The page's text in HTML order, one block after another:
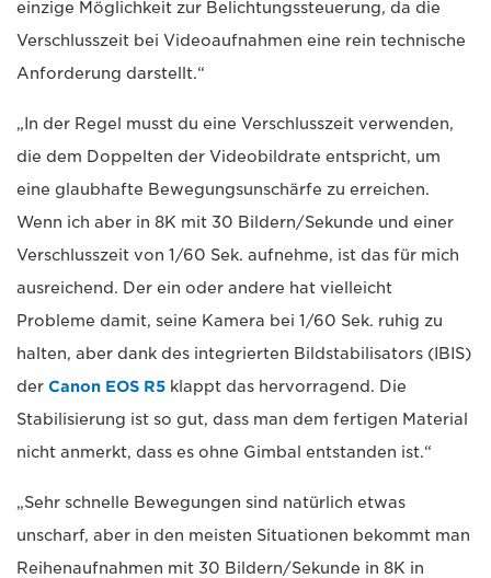
einzige Möglichkeit zur Belichtungssteuerung, da die
Verschlusszeit bei Videoaufnahmen eine rein technische
Anforderung darstellt.“
„In der Regel musst du eine Verschlusszeit verwenden,
die dem Doppelten der Videobildrate entspricht, um
eine glaubhafte Bewegungsunschärfe zu erreichen.
Wenn ich aber in 8K mit 30 Bildern/Sekunde und einer
Verschlusszeit von 1/60 Sek. aufnehme, ist das für mich
ausreichend. Der ein oder andere hat vielleicht
Probleme damit, seine Kamera bei 1/60 Sek. ruhig zu
halten, aber dank des integrierten Bildstabilisators (IBIS)
der Canon EOS R5 klappt das hervorragend. Die
Stabilisierung ist so gut, dass man dem fertigen Material
nicht anmerkt, dass es ohne Gimbal entstanden ist.“
„Sehr schnelle Bewegungen sind natürlich etwas
unscharf, aber in den meisten Situationen bekommt man
Reihenaufnahmen mit 30 Bildern/Sekunde in 8K in